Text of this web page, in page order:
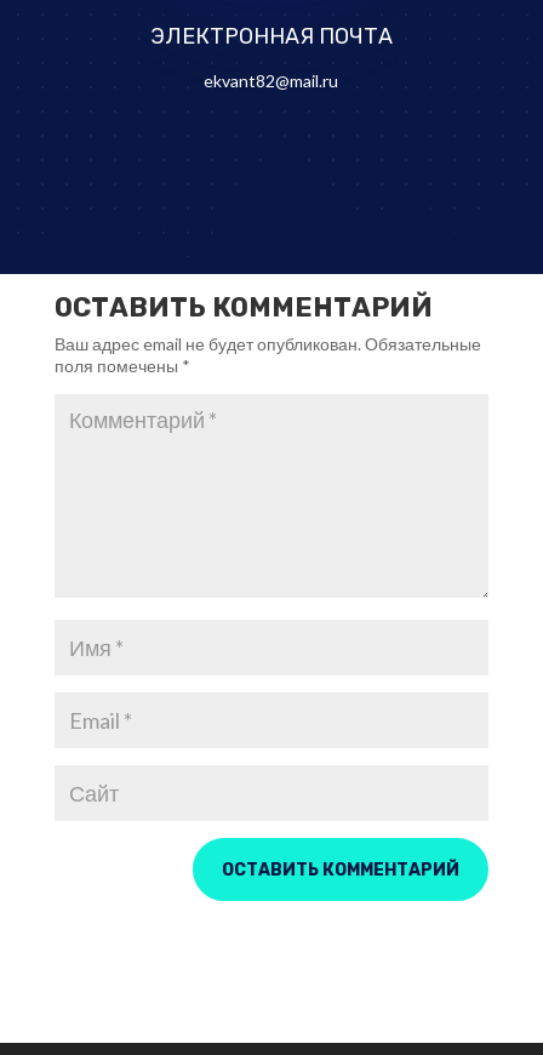
ЭЛЕКТРОННАЯ ПОЧТА
ekvant82@mail.ru
ОСТАВИТЬ КОММЕНТАРИЙ
Ваш адрес email не будет опубликован.Обязательные
поля помечены *